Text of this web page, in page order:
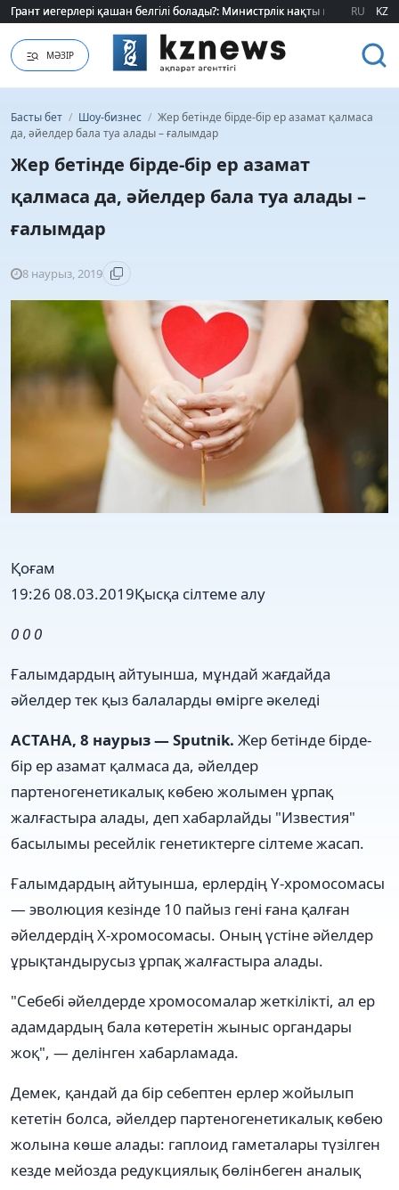
Грант иегерлері қашан белгілі болады?: Министрлік нақты мерзімді
Грант иегерлері қашан белгілі болады?: Министрлік нақты мерзімді
RU KZ
МӘЗІР
Басты бет / Шоу-бизнес / Жер бетінде бірде-бір ер азамат қалмаса
да, әйелдер бала туа алады – ғалымдар
Жер бетінде бірде-бір ер азамат
қалмаса да, әйелдер бала туа алады –
ғалымдар
8 наурыз, 2019
Қоғам
19:26 08.03.2019Қысқа сілтеме алу
0 0 0
Ғалымдардың айтуынша, мұндай жағдайда
әйелдер тек қыз балаларды өмірге әкеледі
АСТАНА, 8 наурыз — Sputnik. Жер бетінде бірде-
бір ер азамат қалмаса да, әйелдер
партеногенетикалық көбею жолымен ұрпақ
жалғастыра алады, деп хабарлайды "Известия"
басылымы ресейлік генетиктерге сілтеме жасап.
Ғалымдардың айтуынша, ерлердің Y-хромосомасы
— эволюция кезінде 10 пайыз гені ғана қалған
әйелдердің Х-хромосомасы. Оның үстіне әйелдер
ұрықтандырусыз ұрпақ жалғастыра алады.
"Себебі әйелдерде хромосомалар жеткілікті, ал ер
адамдардың бала көтеретін жыныс органдары
жоқ", — делінген хабарламада.
Демек, қандай да бір себептен ерлер жойылып
кететін болса, әйелдер партеногенетикалық көбею
жолына көше алады: гаплоид гаметалары түзілген
кезде мейозда редукциялық бөлінбеген аналық